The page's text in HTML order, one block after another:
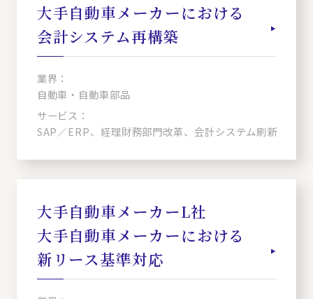
大手自動車メーカーにおける
会計システム再構築
業界：
自動車・自動車部品
サービス：
SAP／ERP、経理財務部門改革、会計システム刷新
大手自動車メーカーL社
大手自動車メーカーにおける
新リース基準対応